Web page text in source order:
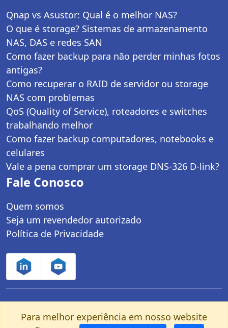
Qnap vs Asustor: Qual é o melhor NAS?
O que é storage? Sistemas de armazenamento
NAS, DAS e redes SAN
Como fazer backup para não perder minhas fotos
antigas?
Como recuperar o RAID de servidor ou storage
NAS com problemas
QoS (Quality of Service), roteadores e switches
trabalhando melhor
Como fazer backup computadores, notebooks e
celulares
Vale a pena comprar um storage DNS-326 D-link?
Fale Conosco
Quem somos
Seja um revendedor autorizado
Política de Privacidade
Controle Net Tecnologia LTDA | CNPJ:
03.247.280/0001-25 | Av. dos Carinás, 660 -
Para melhor experiência em nosso website